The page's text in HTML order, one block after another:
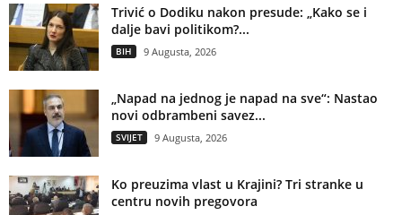
Trivić o Dodiku nakon presude: „Kako se i
dalje bavi politikom?...
BIH 9 Augusta, 2026
„Napad na jednog je napad na sve“: Nastao
novi odbrambeni savez...
SVIJET 9 Augusta, 2026
Ko preuzima vlast u Krajini? Tri stranke u
centru novih pregovora